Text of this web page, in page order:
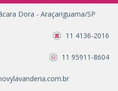
Dora - Araçariguama/SP
11 4136-2016
11 95911-8604